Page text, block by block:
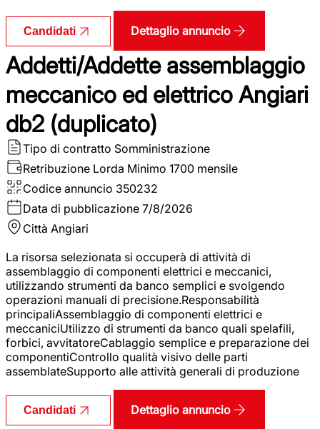
Candidati Dettaglio annuncio
Addetti/Addette assemblaggio
meccanico ed elettrico Angiari
db2 (duplicato)
Tipo di contratto Somministrazione
Retribuzione Lorda Minimo 1700 mensile
Codice annuncio 350232
Data di pubblicazione 7/8/2026
Città Angiari
La risorsa selezionata si occuperà di attività di
assemblaggio di componenti elettrici e meccanici,
utilizzando strumenti da banco semplici e svolgendo
operazioni manuali di precisione.Responsabilità
principaliAssemblaggio di componenti elettrici e
meccaniciUtilizzo di strumenti da banco quali spelafili,
forbici, avvitatoreCablaggio semplice e preparazione dei
componentiControllo qualità visivo delle parti
assemblateSupporto alle attività generali di produzione
Candidati Dettaglio annuncio